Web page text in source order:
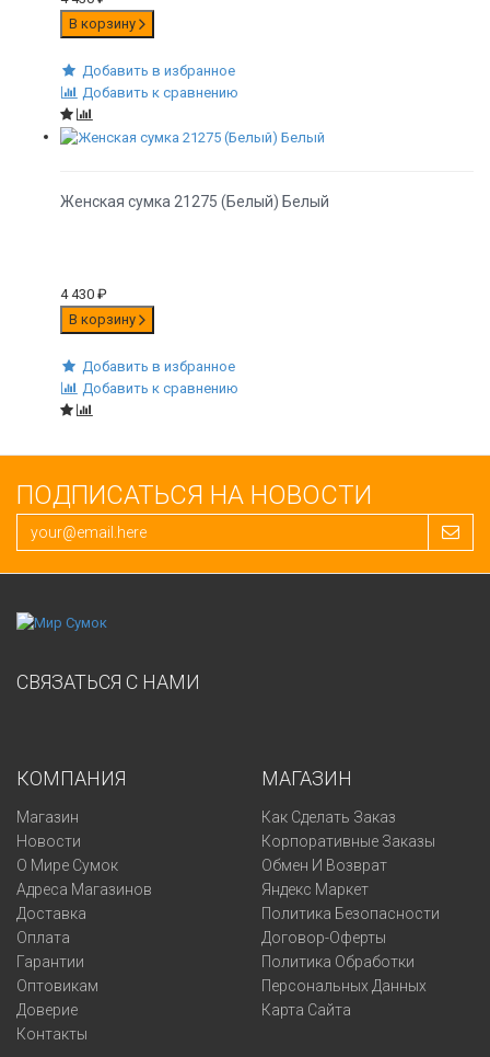
В корзину
Добавить в избранное
Добавить к сравнению
Женская сумка 21275 (Белый) Белый
4 430 ₽
В корзину
Добавить в избранное
Добавить к сравнению
ПОДПИСАТЬСЯ НА НОВОСТИ
СВЯЗАТЬСЯ С НАМИ
КОМПАНИЯ
Магазин
Новости
О Мире Сумок
Адреса Магазинов
Доставка
Оплата
Гарантии
Оптовикам
Доверие
Контакты
МАГАЗИН
Как Сделать Заказ
Корпоративные Заказы
Обмен И Возврат
Яндекс Маркет
Политика Безопасности
Договор-Оферты
Политика Обработки
Персональных Данных
Карта Сайта